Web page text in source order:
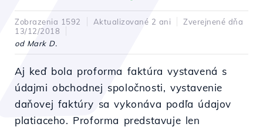
Zobrazenia 1592 Aktualizované 2 ani
Zverejnené dňa
13/12/2018
od Mark D.
Aj keď bola proforma faktúra vystavená s
údajmi obchodnej spoločnosti, vystavenie
daňovej faktúry sa vykonáva podľa údajov
platiaceho. Proforma predstavuje len